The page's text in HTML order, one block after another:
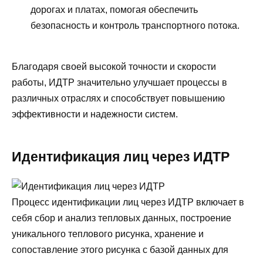
дорогах и платах, помогая обеспечить
безопасность и контроль транспортного потока.
Благодаря своей высокой точности и скорости
работы, ИДТР значительно улучшает процессы в
различных отраслях и способствует повышению
эффективности и надежности систем.
Идентификация лиц через ИДТР
Процесс идентификации лиц через ИДТР включает в
себя сбор и анализ тепловых данных, построение
уникального теплового рисунка, хранение и
сопоставление этого рисунка с базой данных для